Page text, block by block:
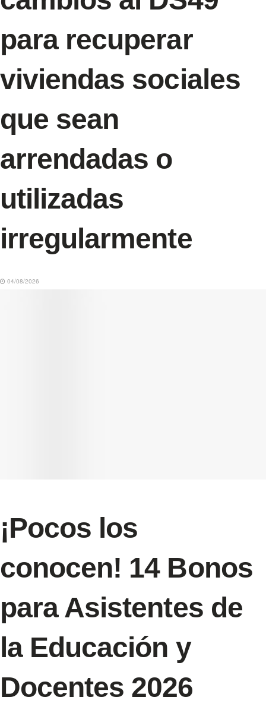
para recuperar
viviendas sociales
que sean
arrendadas o
utilizadas
irregularmente
04/08/2026
¡Pocos los
conocen! 14 Bonos
para Asistentes de
la Educación y
Docentes 2026